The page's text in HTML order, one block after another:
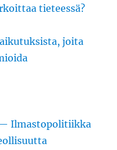
tieteessä?
joita
Ilmastopolitiikka